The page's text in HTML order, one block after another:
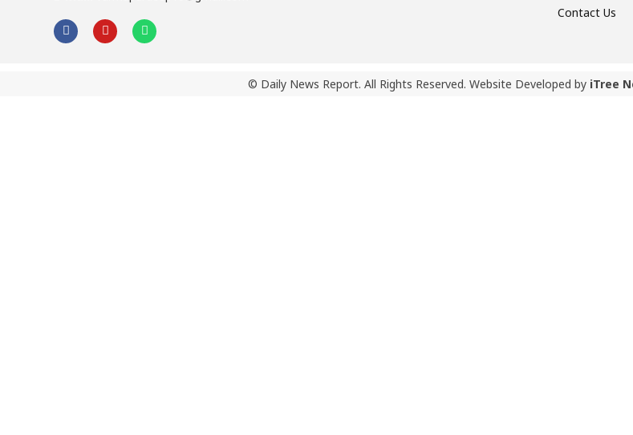
Contact Us
© Daily News Report. All Rights Reserved. Website Developed by iTree